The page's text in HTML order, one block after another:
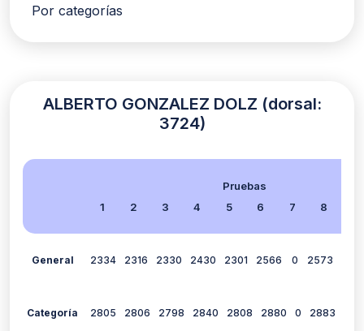
Por categorías
ALBERTO GONZALEZ DOLZ (dorsal:
3724)
Pruebas
1
2 3 4 5 6 7 8
General 2334 2316 2330 2430 2301 2566 0 2573
Categoría 2805 2806 2798 2840 2808 2880 0 2883